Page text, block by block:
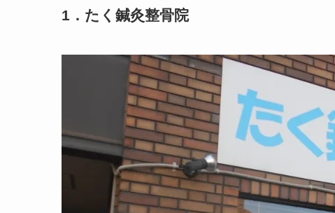
1．たく鍼灸整骨院